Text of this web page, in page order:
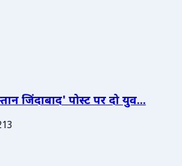
जिंदाबाद' पोस्ट पर दो युव...